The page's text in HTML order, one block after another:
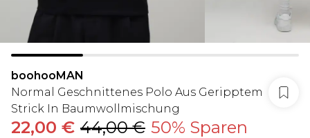
boohooMAN
Normal Geschnittenes Polo Aus Geripptem
Strick In Baumwollmischung
22,00 € 44,00 € 50% Sparen